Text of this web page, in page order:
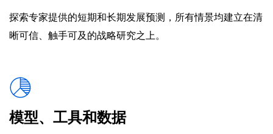
探索专家提供的短期和长期发展预测，所有情景均建立在清
晰可信、触手可及的战略研究之上。
模型、工具和数据